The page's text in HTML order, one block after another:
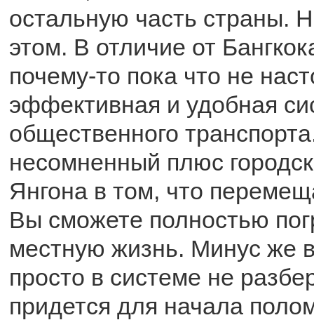
остальную часть страны.
этом. В отличие от
почему-то пока что не
эффективная и удобная
общественного
несомненный плюс
Янгона в том, что
Вы сможете полностью
местную жизнь. Минус же
просто в системе не
придется для начала